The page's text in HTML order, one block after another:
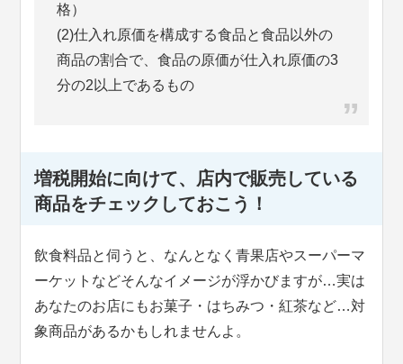
格）
(2)仕入れ原価を構成する食品と食品以外の
商品の割合で、食品の原価が仕入れ原価の3
分の2以上であるもの
増税開始に向けて、店内で販売している
商品をチェックしておこう！
飲食料品と伺うと、なんとなく青果店やスーパーマ
ーケットなどそんなイメージが浮かびますが…実は
あなたのお店にもお菓子・はちみつ・紅茶など…対
象商品があるかもしれませんよ。